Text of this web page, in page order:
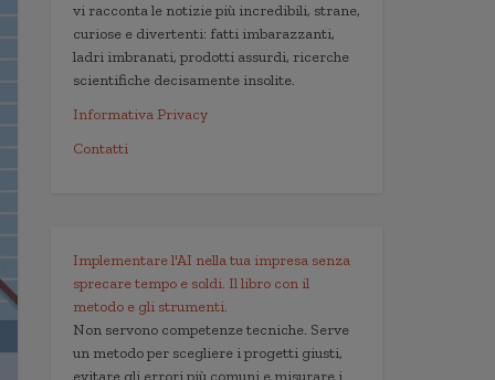
vi racconta le notizie più incredibili, strane,
curiose e divertenti: fatti imbarazzanti,
ladri imbranati, prodotti assurdi, ricerche
scientifiche decisamente insolite.
Informativa Privacy
Contatti
Implementare l'AI nella tua impresa senza
sprecare tempo e soldi. Il libro con il
metodo e gli strumenti.
Non servono competenze tecniche. Serve
un metodo per scegliere i progetti giusti,
evitare gli errori più comuni e misurare i